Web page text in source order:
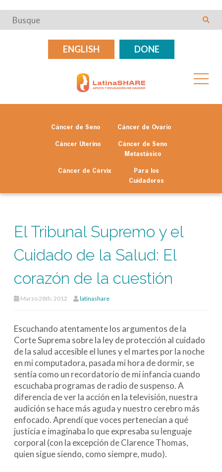
ENGLISH DONE
Cáncer de Seno Cáncer de Ovario
Cáncer Uterino
Cáncer de Seno
Metastásico
Cáncer de Cérvix
Para los
Cuidadores
El Tribunal Supremo y el
Cuidado de la Salud: El
corazón de la cuestión
Marzo 28th, 2012 latinashare
Escuchando atentamente los argumentos de la
Corte Suprema sobre la ley de protección al cuidado
de la salud accesible el lunes y el martes por la noche
en mi computadora, pasada mi hora de dormir, se
sentía como un recordatorio de mi infancia cuando
escuchaba programas de radio de suspenso. A
diferencia de ver la acción en la televisión, nuestra
audición se hace más aguda y nuestro cerebro más
enfocado. Aprendí que voces pertenecían a qué
justicia e imaginaba lo que expresaba su lenguaje
corporal (con la excepción de Clarence Thomas,
quien sigue siendo, como siempre, mudo).